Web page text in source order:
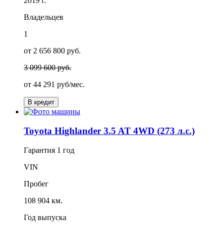
Владельцев
1
от 2 656 800 руб.
3 099 600 руб.
от 44 291 руб/мес.
В кредит
Toyota Highlander 3.5 AT 4WD (273 л.с.)
Гарантия 1 год
VIN
Пробег
108 904 км.
Год выпуска